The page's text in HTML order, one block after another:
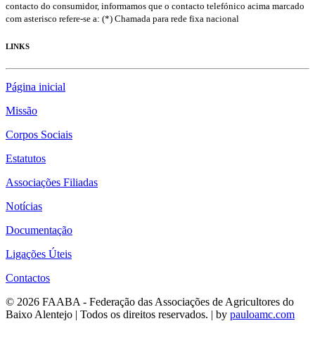
contacto do consumidor, informamos que o contacto telefónico acima marcado
com asterisco refere-se a: (*) Chamada para rede fixa nacional
LINKS
Página inicial
Missão
Corpos Sociais
Estatutos
Associações Filiadas
Notícias
Documentação
Ligações Úteis
Contactos
© 2026 FAABA - Federação das Associações de Agricultores do
Baixo Alentejo | Todos os direitos reservados. | by pauloamc.com